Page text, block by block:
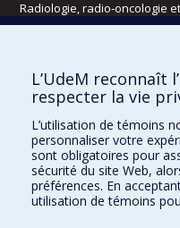
Radiologie, radio-oncologie
Écoles
Kinésiologie et des sciences
Orthophonie et audiologie
Réadaptation
Directions
DPC
CPASS
L’UdeM reconnaît
respecter la vie
L’utilisation de témoins
personnaliser votre
sont obligatoires pour
sécurité du site Web,
préférences. En
utilisation de témoins